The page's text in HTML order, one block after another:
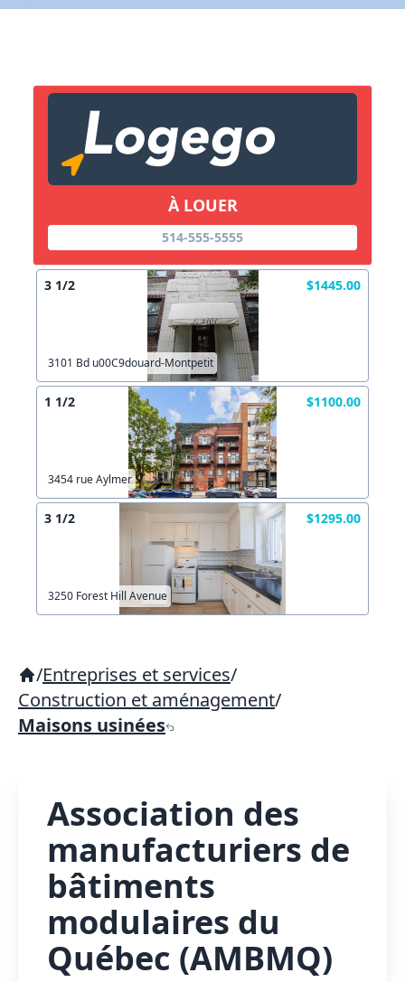
À LOUER
514-555-5555
3 1/2 $1445.00
3101 Bd u00C9douard-Montpetit
1 1/2 $1100.00
3454 rue Aylmer
3 1/2 $1295.00
3250 Forest Hill Avenue
/Entreprises et services/
Construction et aménagement/
Maisons usinées
Association des
manufacturiers de
bâtiments
modulaires du
Québec (AMBMQ)
X Fermer
Lien vers inscription (sera inclus dans courriel)
Copier lien